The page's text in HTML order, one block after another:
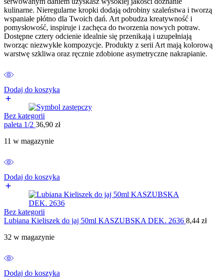
kulinarne. Nieregularne kropki dodają odrobiny szaleństwa i tworzą
wspaniałe płótno dla Twoich dań. Art pobudza kreatywność i
pomysłowość, inspiruje i zachęca do tworzenia nowych potraw.
Dostępne cztery odcienie idealnie się przenikają i uzupełniają
tworząc niezwykłe kompozycje. Produkty z serii Art mają kolorową
warstwę szkliwa oraz ręcznie zdobione asymetryczne nakrapianie.
Dodaj do koszyka
Bez kategorii
paleta 1/2 36,90 zł
11 w magazynie
Dodaj do koszyka
Bez kategorii
Lubiana Kieliszek do jaj 50ml KASZUBSKA DEK. 2636 8,44 zł
32 w magazynie
Dodaj do koszyka